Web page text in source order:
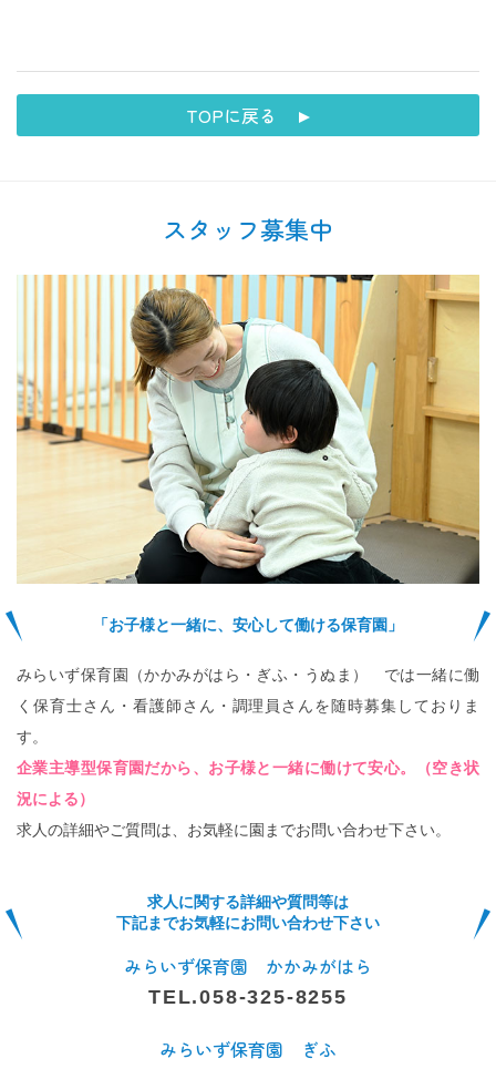
TOPに戻る
スタッフ募集中
「お子様と一緒に、安心して働ける保育園」
みらいず保育園（かかみがはら・ぎふ・うぬま） では一緒に働
く保育士さん・看護師さん・調理員さんを随時募集しておりま
す。
企業主導型保育園だから、お子様と一緒に働けて安心。（空き状
況による）
求人の詳細やご質問は、お気軽に園までお問い合わせ下さい。
求人に関する詳細や質問等は
下記までお気軽にお問い合わせ下さい
みらいず保育園 かかみがはら
TEL.058-325-8255
みらいず保育園 ぎふ